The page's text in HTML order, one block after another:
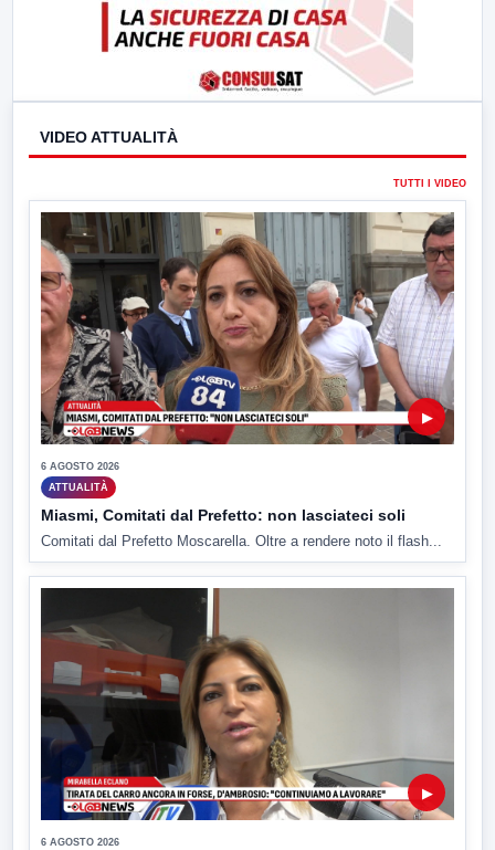
VIDEO ATTUALITÀ
TUTTI I VIDEO
▶
6 AGOSTO 2026
ATTUALITÀ
Miasmi, Comitati dal Prefetto: non lasciateci soli
Comitati dal Prefetto Moscarella. Oltre a rendere noto il flash...
▶
6 AGOSTO 2026